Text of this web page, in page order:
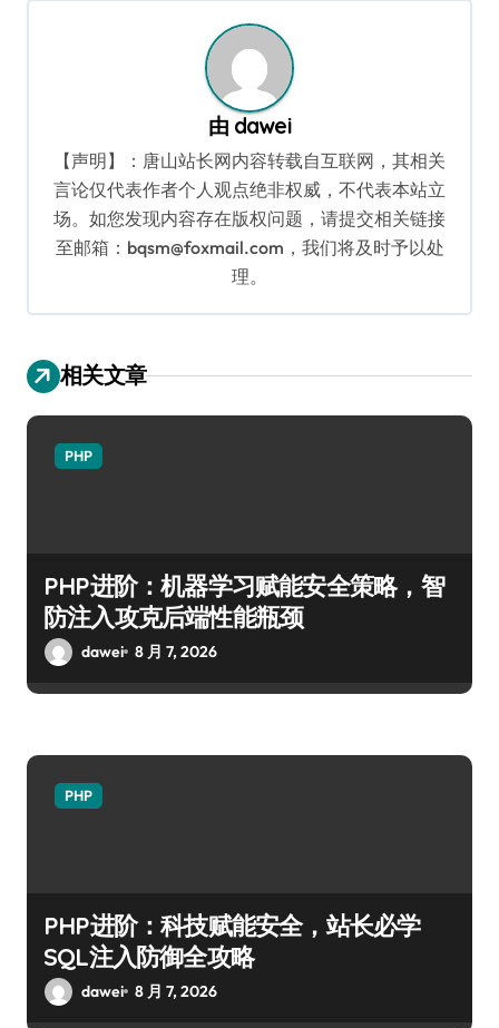
由 dawei
【声明】：唐山站长网内容转载自互联网，其相关
言论仅代表作者个人观点绝非权威，不代表本站立
场。如您发现内容存在版权问题，请提交相关链接
至邮箱：bqsm@foxmail.com，我们将及时予以处
理。
相关文章
PHP
PHP进阶：机器学习赋能安全策略，智
防注入攻克后端性能瓶颈
dawei 8 月 7, 2026
PHP
PHP进阶：科技赋能安全，站长必学
SQL注入防御全攻略
dawei 8 月 7, 2026